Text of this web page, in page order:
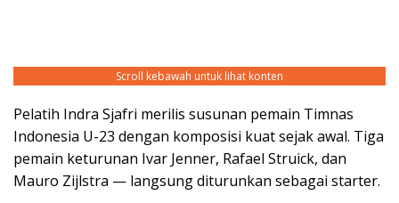
Scroll kebawah untuk lihat konten
Pelatih Indra Sjafri merilis susunan pemain Timnas
Indonesia U-23 dengan komposisi kuat sejak awal. Tiga
pemain keturunan Ivar Jenner, Rafael Struick, dan
Mauro Zijlstra — langsung diturunkan sebagai starter.